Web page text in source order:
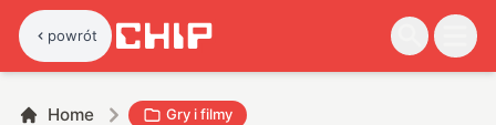
powrót
Home Gry i filmy